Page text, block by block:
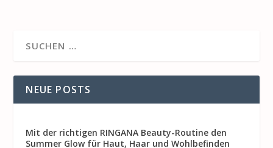
NEUE POSTS
Mit der richtigen RINGANA Beauty-Routine den
Summer Glow für Haut, Haar und Wohlbefinden